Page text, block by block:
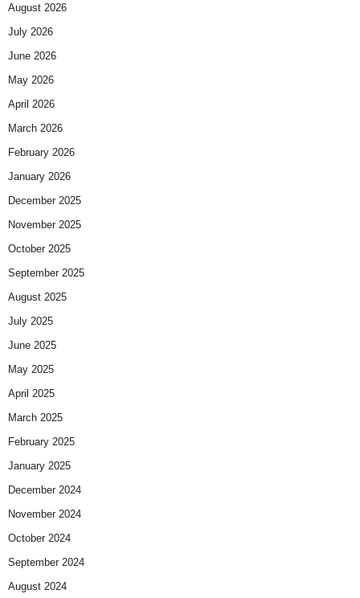
August 2026
July 2026
June 2026
May 2026
April 2026
March 2026
February 2026
January 2026
December 2025
November 2025
October 2025
September 2025
August 2025
July 2025
June 2025
May 2025
April 2025
March 2025
February 2025
January 2025
December 2024
November 2024
October 2024
September 2024
August 2024